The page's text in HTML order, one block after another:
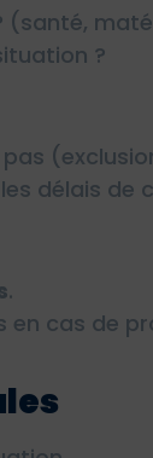
?
délais de
.
cas de